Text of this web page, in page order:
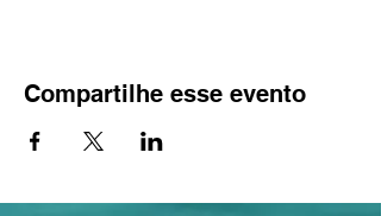
Compartilhe esse evento